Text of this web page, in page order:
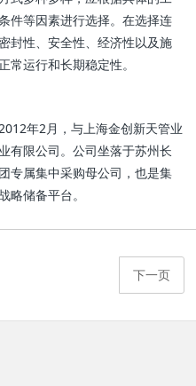
件等因素进行选择。在选择连
封性、安全性、经济性以及施
常运行和长期稳定性。
年2月，与上海金创新天管业
有限公司。公司坐落于苏州长
专属集中采购母公司，也是集
略储备平台。
下一页